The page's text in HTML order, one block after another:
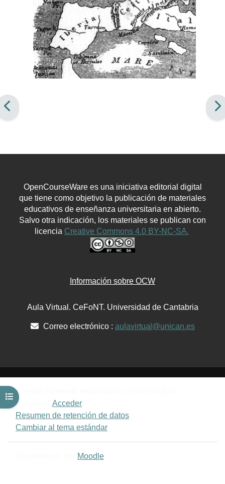
Abrir índice del curso
OpenCourseWare es una iniciativa editorial digital
que tiene como objetivo la publicación de materiales
educativos de enseñanza universitaria en abierto.
Salvo otra indicación, los materiales se publican con
licencia Creative Commons 4.0 BY-NC-SA.
Información sobre OCW
Aula Virtual. CeFoNT. Universidad de Cantabria
Correo electrónico : aulavirtual@unican.es
En este momento está usando el acceso para
invitados ( Acceder
Resumen de retención de datos
Cambiar al tema estándar
Moodle